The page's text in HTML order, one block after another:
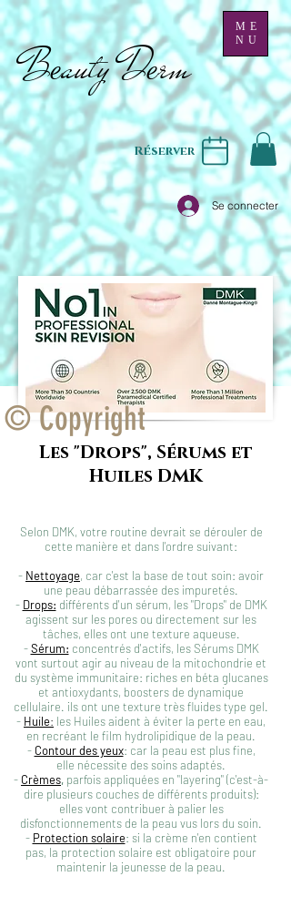
Beauty Derm
ME
NU
Se connecter
Réserver
Les "Drops", Sérums et
Huiles DMK
Selon DMK, votre routine devrait se dérouler de
cette manière et dans l'ordre suivant:
- Nettoyage, car c'est la base de tout soin: avoir
une peau débarrassée des impuretés.
- Drops: différents d'un sérum, les "Drops" de DMK
agissent sur les pores ou directement sur les
tâches, elles ont une texture aqueuse.
-Sérum: concentrés d'actifs, les Sérums DMK
vont surtout agir au niveau de la mitochondrie et
du système immunitaire: riches en béta glucanes
et antioxydants, boosters de dynamique
cellulaire. ils ont une texture très fluides type gel.
- Huile: les Huiles aident à éviter la perte en eau,
en recréant le film hydrolipidique de la peau.
- Contour des yeux: car la peau est plus fine,
elle nécessite des soins adaptés.
- Crèmes, parfois appliquées en "layering" (c'est-à-
dire plusieurs couches de différents produits):
elles vont contribuer à palier les
disfonctionnements de la peau vus lors du soin.
- Protection solaire: si la crème n'en contient
pas, la protection solaire est obligatoire pour
maintenir la jeunesse de la peau.
© Copyright